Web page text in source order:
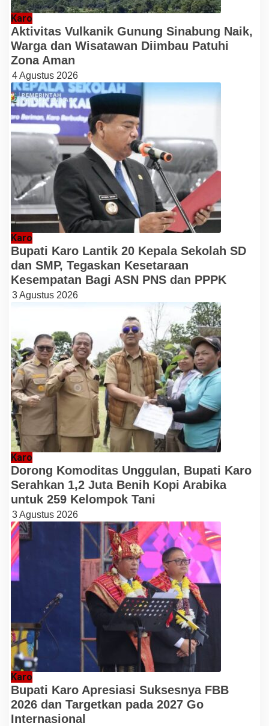
Karo
Aktivitas Vulkanik Gunung Sinabung Naik,
Warga dan Wisatawan Diimbau Patuhi
Zona Aman
4 Agustus 2026
Karo
Bupati Karo Lantik 20 Kepala Sekolah SD
dan SMP, Tegaskan Kesetaraan
Kesempatan Bagi ASN PNS dan PPPK
3 Agustus 2026
Karo
Dorong Komoditas Unggulan, Bupati Karo
Serahkan 1,2 Juta Benih Kopi Arabika
untuk 259 Kelompok Tani
3 Agustus 2026
Karo
Bupati Karo Apresiasi Suksesnya FBB
2026 dan Targetkan pada 2027 Go
Internasional